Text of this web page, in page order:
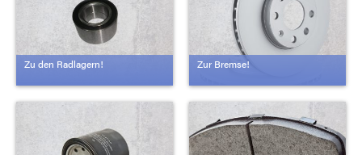
Zu den Radlagern! Zur Bremse!